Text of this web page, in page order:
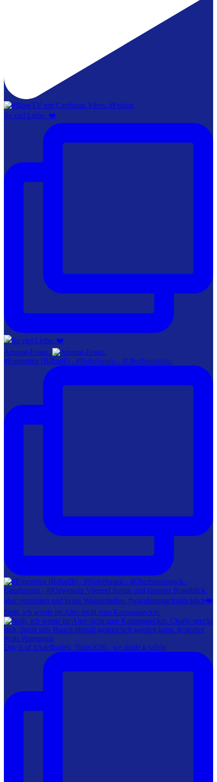
So viel Liebe. ❤️
Aromat-Ersatz.
#Emmetten (Bähndli) - #Niderbauen - #Oberbauenstoc
Nein, ich werde im Alter nicht zum Katzenstrecker.
Day 6 of #Adelboden_Turin2026 - we made it safely